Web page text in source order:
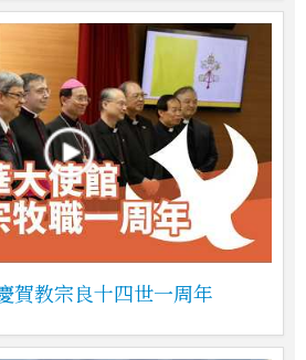
賀教宗良十四世一周年